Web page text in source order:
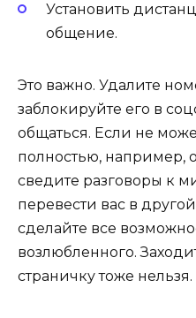
Установить
общение.
Это важно. Удалите
заблокируйте его в
общаться. Если не
полностью, например,
сведите разговоры к
перевести вас в
сделайте все
возлюбленного.
страничку тоже нельзя.